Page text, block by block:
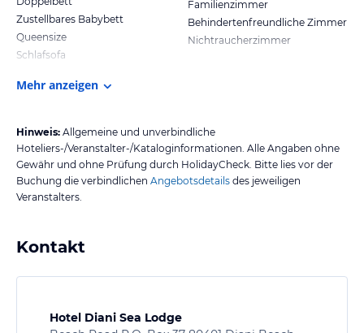
Zustellbares Babybett
Queensize
Schlafsofa
Familienzimmer
Behindertenfreundliche Zimmer
Nichtraucherzimmer
Mehr anzeigen
Hinweis: Allgemeine und unverbindliche
Hoteliers-/Veranstalter-/Kataloginformationen. Alle Angaben ohne
Gewähr und ohne Prüfung durch HolidayCheck. Bitte lies vor der
Buchung die verbindlichen Angebotsdetails des jeweiligen
Veranstalters.
Kontakt
Hotel Diani Sea Lodge